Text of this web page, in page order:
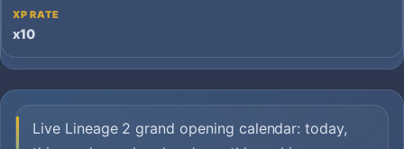
x10
Live Lineage 2 grand opening calendar: today,